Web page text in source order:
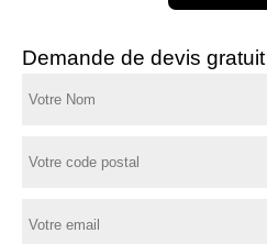
Demande de devis gratuit